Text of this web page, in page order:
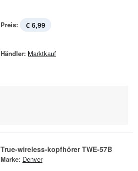
Preis: € 6,99
Händler: Marktkauf
True-wireless-kopfhörer TWE-57B
Marke: Denver